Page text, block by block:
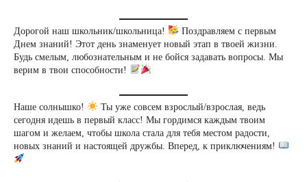
Дорогой наш школьник/школьница!
Поздравляем с первым
Днем знаний! Этот день знаменует новый этап в твоей жизни.
Будь смелым, любознательным и не бойся задавать вопросы. Мы
верим в твои способности!
Наше солнышко!
Ты уже совсем взрослый/взрослая, ведь
сегодня идешь в первый класс! Мы гордимся каждым твоим
шагом и желаем, чтобы школа стала для тебя местом радости,
новых знаний и настоящей дружбы. Вперед, к приключениям!